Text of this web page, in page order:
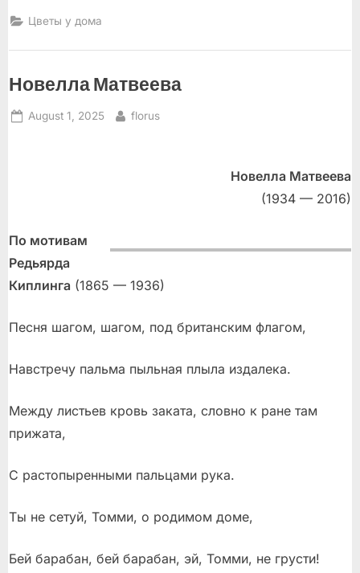
Цветы у дома
Новелла Матвеева
Posted
August 1, 2025 By
florus
Новелла Матвеева
(1934 — 2016)
По мотивам
Редьярда
Киплинга (1865 — 1936)
Песня шагом, шагом, под британским флагом,
Навстречу пальма пыльная плыла издалека.
Между листьев кровь заката, словно к ране там
прижата,
С растопыренными пальцами рука.
Ты не сетуй, Томми, о родимом доме,
Бей барабан, бей барабан, эй, Томми, не грусти!